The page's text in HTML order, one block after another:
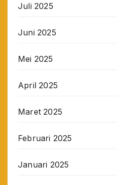
Juli 2025
Juni 2025
Mei 2025
April 2025
Maret 2025
Februari 2025
Januari 2025